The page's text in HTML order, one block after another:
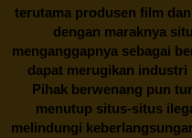
terutama produsen film
dengan maraknya
menganggapnya sebagai
dapat merugikan industri
Pihak berwenang pun
menutup situs-situs
melindungi